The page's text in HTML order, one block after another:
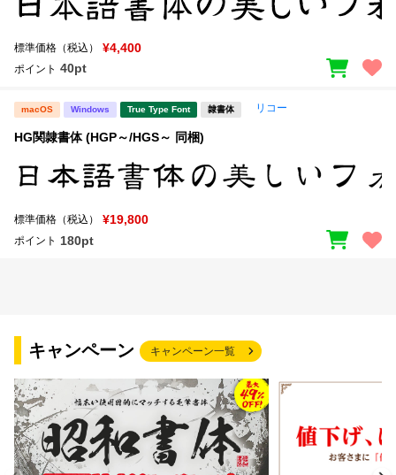
標準価格（税込） ¥4,400
ポイント 40pt
macOS Windows True Type Font 隷書体 リコー
HG関隷書体 (HGP～/HGS～ 同梱)
標準価格（税込） ¥19,800
ポイント 180pt
キャンペーン キャンペーン一覧